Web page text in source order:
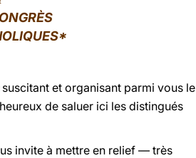
et organisant parmi vous le
de saluer ici les distingués
invite à mettre en relief — très